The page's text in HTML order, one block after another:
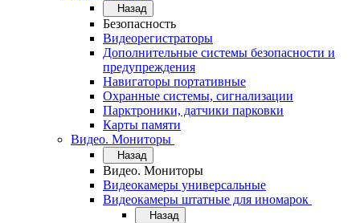
Назад
Безопасность
Видеорегистраторы
Дополнительные системы безопасности и
предупреждения
Навигаторы портативные
Охранные системы, сигнализации
Парктроники, датчики парковки
Карты памяти
Видео. Мониторы
Назад
Видео. Мониторы
Видеокамеры универсальные
Видеокамеры штатные для иномарок
Назад